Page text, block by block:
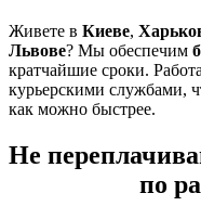
Живете в Киеве,
Львове? Мы обеспечим
кратчайшие сроки.
курьерскими службами,
как можно быстрее.
Не
по